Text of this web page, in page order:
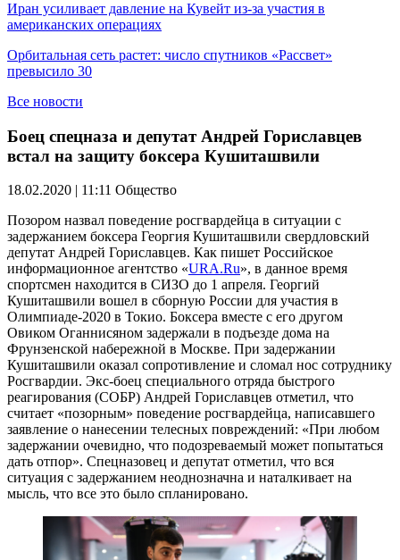
Иран усиливает давление на Кувейт из-за участия в
американских операциях
Орбитальная сеть растет: число спутников «Рассвет»
превысило 30
Все новости
Боец спецназа и депутат Андрей Гориславцев
встал на защиту боксера Кушиташвили
18.02.2020 | 11:11 Общество
Позором назвал поведение росгвардейца в ситуации с
задержанием боксера Георгия Кушиташвили свердловский
депутат Андрей Гориславцев. Как пишет Российское
информационное агентство «URA.Ru», в данное время
спортсмен находится в СИЗО до 1 апреля. Георгий
Кушиташвили вошел в сборную России для участия в
Олимпиаде-2020 в Токио. Боксера вместе с его другом
Овиком Оганнисяном задержали в подъезде дома на
Фрунзенской набережной в Москве. При задержании
Кушиташвили оказал сопротивление и сломал нос сотруднику
Росгвардии. Экс-боец специального отряда быстрого
реагирования (СОБР) Андрей Гориславцев отметил, что
считает «позорным» поведение росгвардейца, написавшего
заявление о нанесении телесных повреждений: «При любом
задержании очевидно, что подозреваемый может попытаться
дать отпор». Спецназовец и депутат отметил, что вся
ситуация с задержанием неоднозначна и наталкивает на
мысль, что все это было спланировано.